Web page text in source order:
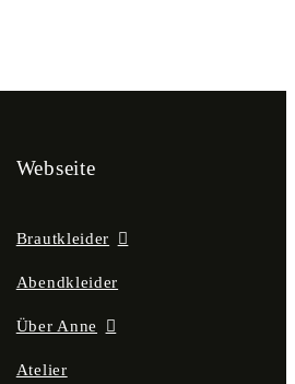
Webseite
Brautkleider
Abendkleider
Über Anne
Atelier